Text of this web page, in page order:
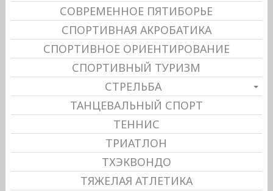
СОВРЕМЕННОЕ ПЯТИБОРЬЕ
СПОРТИВНАЯ АКРОБАТИКА
СПОРТИВНОЕ ОРИЕНТИРОВАНИЕ
СПОРТИВНЫЙ ТУРИЗМ
СТРЕЛЬБА
ТАНЦЕВАЛЬНЫЙ СПОРТ
ТЕННИС
ТРИАТЛОН
ТХЭКВОНДО
ТЯЖЕЛАЯ АТЛЕТИКА